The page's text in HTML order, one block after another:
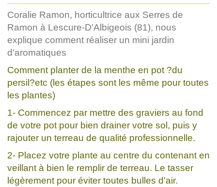
Coralie Ramon, horticultrice aux Serres de
Ramon à Lescure-D'Albigeois (81), nous
explique comment réaliser un mini jardin
d'aromatiques
Comment planter de la menthe en pot ?du
persil?etc (les étapes sont les même pour toutes
les plantes)
1- Commencez par mettre des graviers au fond
de votre pot pour bien drainer votre sol, puis y
rajouter un terreau de qualité professionnelle.
2- Placez votre plante au centre du contenant en
veillant à bien le remplir de terreau. Le tasser
légèrement pour éviter toutes bulles d'air.